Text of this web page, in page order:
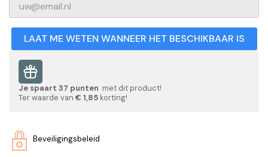
LAAT ME WETEN WANNEER HET BESCHIKBAAR IS
Je spaart 37 punten met dit product!
Ter waarde van € 1,85 korting!
Beveiligingsbeleid